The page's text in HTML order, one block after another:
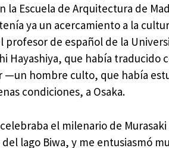
Escuela de Arquitectura de
ya un acercamiento a la
de español de la
Hayashiya, que había traducido
—un hombre culto, que había
condiciones, a Osaka.
el milenario de
lago Biwa, y me entusiasmó